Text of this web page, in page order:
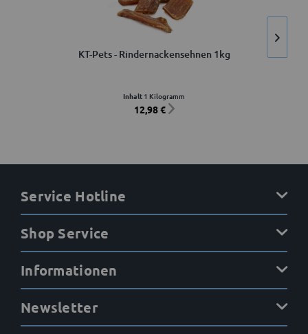
KT-Pets - Rindernackensehnen 1kg
Inhalt 1 Kilogramm
12,98 €
Service Hotline
Shop Service
Informationen
Newsletter